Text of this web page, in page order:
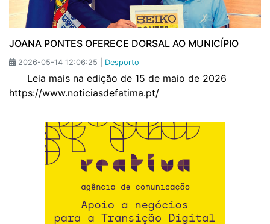
JOANA PONTES OFERECE DORSAL AO MUNICÍPIO
2026-05-14 12:06:25 | Desporto
Leia mais na edição de 15 de maio de 2026
https://www.noticiasdefatima.pt/